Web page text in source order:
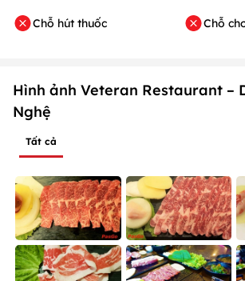
Chỗ hút thuốc Chỗ
Hình ảnh Veteran Restaurant –
Nghệ
Tất cả